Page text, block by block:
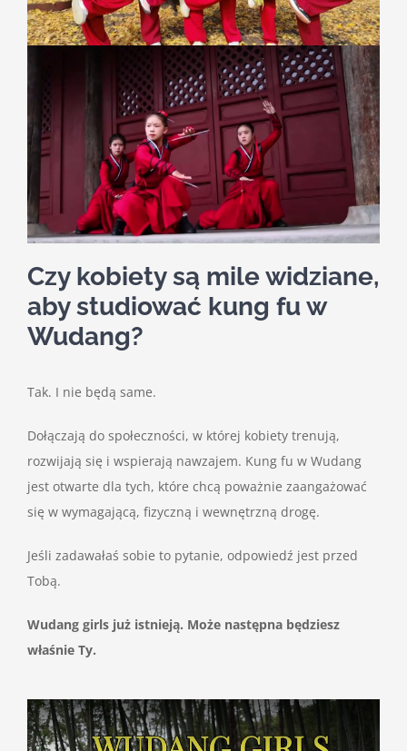
Czy kobiety są mile widziane,
aby studiować kung fu w
Wudang?
Tak. I nie będą same.
Dołączają do społeczności, w której kobiety trenują,
rozwijają się i wspierają nawzajem. Kung fu w Wudang
jest otwarte dla tych, które chcą poważnie zaangażować
się w wymagającą, fizyczną i wewnętrzną drogę.
Jeśli zadawałaś sobie to pytanie, odpowiedź jest przed
Tobą.
Wudang girls już istnieją. Może następna będziesz
właśnie Ty.